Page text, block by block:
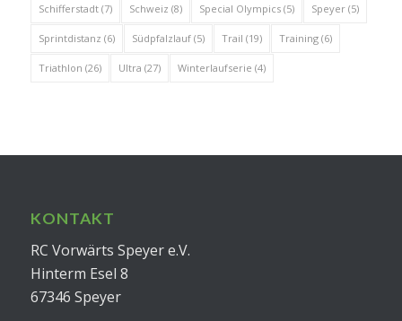
Schifferstadt(7) Schweiz (8) Special Olympics(5) Speyer(5)
Sprintdistanz (6) Südpfalzlauf(5) Trail (19) Training(6)
Triathlon (26) Ultra (27) Winterlaufserie (4)
KONTAKT
RC Vorwärts Speyer e.V.
Hinterm Esel 8
67346 Speyer